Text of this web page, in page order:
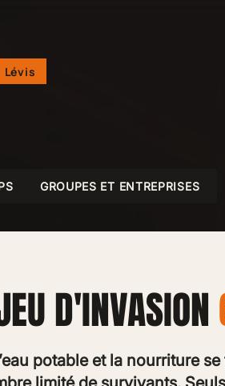
Lévis
GROUPES ET ENTREPRISES
D'INVASION
potable et la nourriture